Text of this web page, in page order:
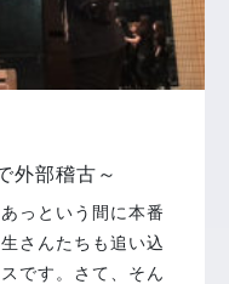
外部稽古～
っという間に本番
さんたちも追い込
です。さて、そん